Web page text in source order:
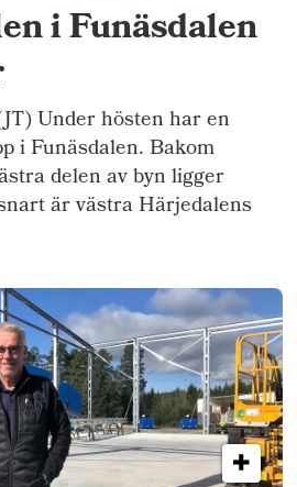
i Funäsdalen
Under hösten har en
i Funäsdalen. Bakom
delen av byn ligger
är västra Härjedalens